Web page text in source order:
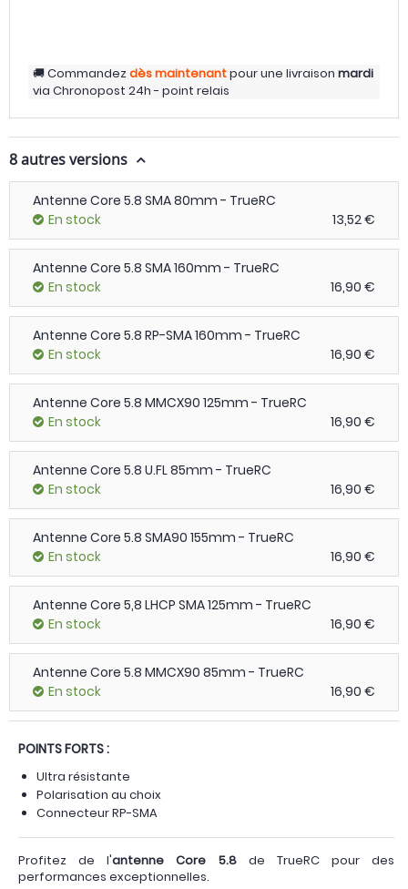
Commandezdès maintenantpour une livraison mardi
via Chronopost 24h - point relais
8 autres versions
Antenne Core 5.8 SMA 80mm - TrueRC
En stock
13,52 €
Antenne Core 5.8 SMA 160mm - TrueRC
En stock
16,90 €
Antenne Core 5.8 RP-SMA 160mm - TrueRC
En stock
16,90 €
Antenne Core 5.8 MMCX90 125mm - TrueRC
En stock
16,90 €
Antenne Core 5.8 U.FL 85mm - TrueRC
En stock
16,90 €
Antenne Core 5.8 SMA90 155mm - TrueRC
En stock
16,90 €
Antenne Core 5,8 LHCP SMA 125mm - TrueRC
En stock
16,90 €
Antenne Core 5.8 MMCX90 85mm - TrueRC
En stock
16,90 €
POINTS FORTS :
Ultra résistante
Polarisation au choix
Connecteur RP-SMA
Profitez de l'antenne Core 5.8de TrueRC pour des
performances exceptionnelles.